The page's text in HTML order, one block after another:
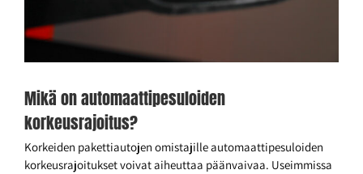
Mikä on automaattipesuloiden
korkeusrajoitus?
Korkeiden pakettiautojen omistajille automaattipesuloiden
korkeusrajoitukset voivat aiheuttaa päänvaivaa. Useimmissa